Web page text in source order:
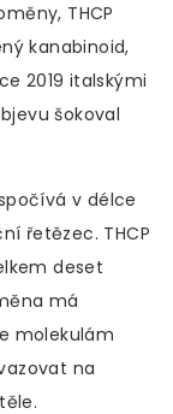
THCP
kanabinoid,
2019 italskými
šokoval
v délce
řetězec. THCP
deset
má
molekulám
na